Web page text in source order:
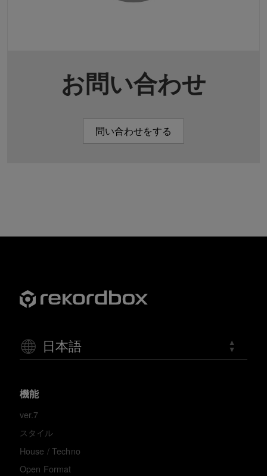
お問い合わせ
問い合わせをする
日本語
機能
ver.7
スタイル
House / Techno
Open Format